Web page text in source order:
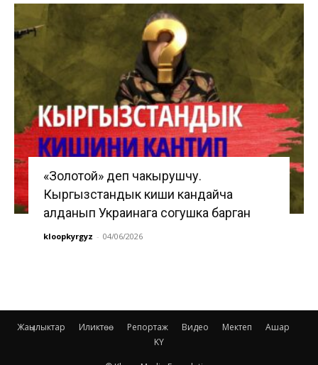
«Золотой» деп чакырушчу.
Кыргызстандык киши кандайча
алданып Украинага согушка барган
kloopkyrgyz - 04/06/2026
Жаңылыктар Иликтөө Репортаж Видео Мектеп
Ашар
KY